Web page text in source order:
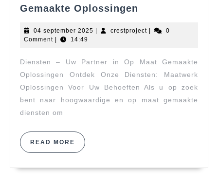
Gemaakte Oplossingen
Uitgebreide
Op
Maat
Gemaakte
Oplossingen
04 september 2025 04
crestprojectcrestproject
0
Comment
14:49
Diensten – Uw Partner in Op Maat Gemaakte
Oplossingen Ontdek Onze Diensten: Maatwerk
Oplossingen Voor Uw Behoeften Als u op zoek
bent naar hoogwaardige en op maat gemaakte
diensten om
READ MORE READ
MORE